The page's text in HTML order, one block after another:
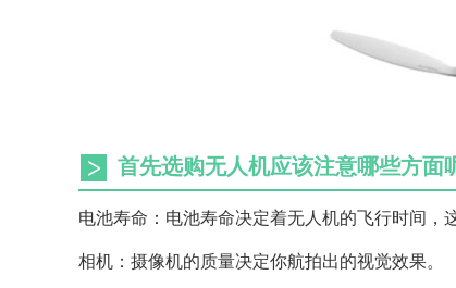
首先选购无人机应该注意哪些方面
电池寿命：电池寿命决定着无人机的飞行时间，
相机：摄像机的质量决定你航拍出的视觉效果。